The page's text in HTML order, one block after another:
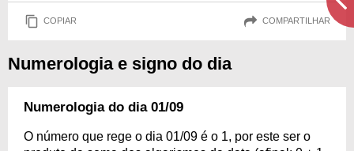
COPIAR COMPARTILHAR
Numerologia e signo do dia
Numerologia do dia 01/09
O número que rege o dia 01/09 é o 1, por este ser o